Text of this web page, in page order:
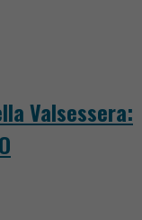
Valsessera: